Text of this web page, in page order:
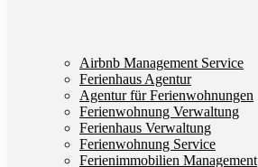
Airbnb Management Service
Ferienhaus Agentur
Agentur für Ferienwohnungen
Ferienwohnung Verwaltung
Ferienhaus Verwaltung
Ferienwohnung Service
Ferienimmobilien Management